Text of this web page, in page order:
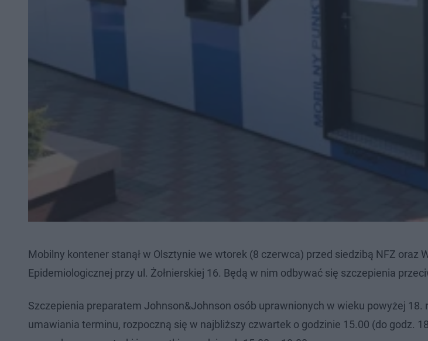
Mobilny kontener stanął w Olsztynie we wtorek (8 czerwca) przed siedzibą NFZ oraz
Epidemiologicznej przy ul. Żołnierskiej 16. Będą w nim odbywać się szczepienia
Szczepienia preparatem Johnson&Johnson osób uprawnionych w wieku powyżej 18.
umawiania terminu, rozpoczną się w najbliższy czwartek o godzinie 15.00 (do godz.